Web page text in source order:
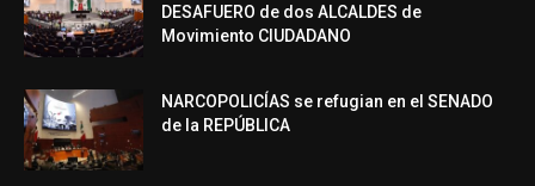
DESAFUERO de dos ALCALDES de
Movimiento CIUDADANO
NARCOPOLICÍAS se refugian en el SENADO
de la REPÚBLICA